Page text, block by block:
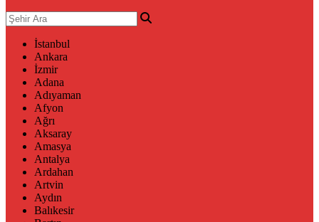
İstanbul
Ankara
İzmir
Adana
Adıyaman
Afyon
Ağrı
Aksaray
Amasya
Antalya
Ardahan
Artvin
Aydın
Balıkesir